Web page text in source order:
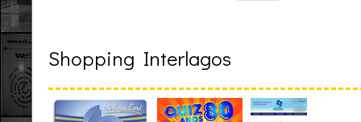
Shopping Interlagos